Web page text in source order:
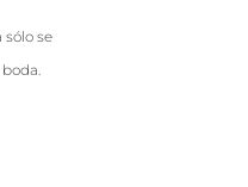
se